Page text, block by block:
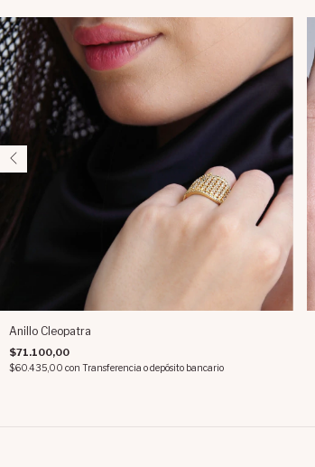
Anillo Cleopatra
$71.100,00
$60.435,00 con Transferencia o depósito bancario